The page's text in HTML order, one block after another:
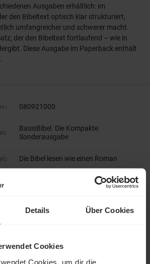
Details Über Cookies
Cookies
Cookies, um dir die
Ausgaben erhältlich: im
den Bibeltext optisch klar strukturiert,
umfangreicher und schwerer macht.
der den Bibeltext fortlaufend – wie in
Diese Ausgabe im Paperback enthält
080921000
BasisBibel. Die Kompakte.
Sonderausgabe
Die Bibel lesen wie einen Roman
Deutsche Bibelgesellschaft
885 g